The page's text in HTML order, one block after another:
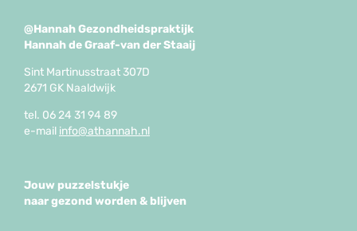
@Hannah Gezondheidspraktijk
Hannah de Graaf-van der Staaij
Sint Martinusstraat 307D
2671 GK Naaldwijk
tel. 06 24 31 94 89
e-mail info@athannah.nl
Jouw puzzelstukje
naar gezond worden & blijven